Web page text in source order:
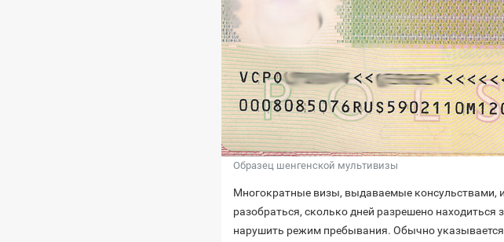
Образец шенгенской мультивизы
Многократные визы, выдаваемые
разобраться, сколько дней разрешено
нарушить режим пребывания. Обычно